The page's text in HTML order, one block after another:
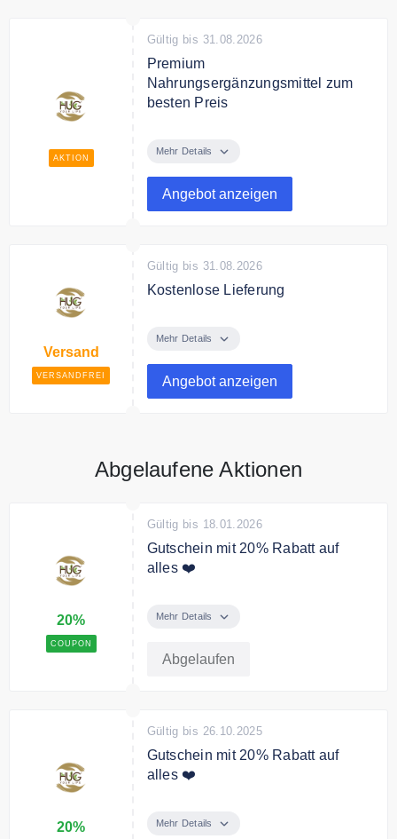
AKTION
Gültig bis 31.08.2026
Premium
Nahrungsergänzungsmittel zum
besten Preis
Premium
besten Preis.
Mehr Details
Angebot anzeigen
Versand
VERSANDFREI
Gültig bis 31.08.2026
Kostenlose Lieferung
life versandkostenfrei.
Mehr Details
Angebot anzeigen
Abgelaufene Aktionen
20%
COUPON
Gültig bis 18.01.2026
Gutschein mit 20% Rabatt auf
alles ❤️
20% Rabatt auf Deine Bestellung.
Mehr Details
Abgelaufen
20%
Gültig bis 26.10.2025
Gutschein mit 20% Rabatt auf
alles ❤️
20% Rabatt auf das gesamte
Mehr Details